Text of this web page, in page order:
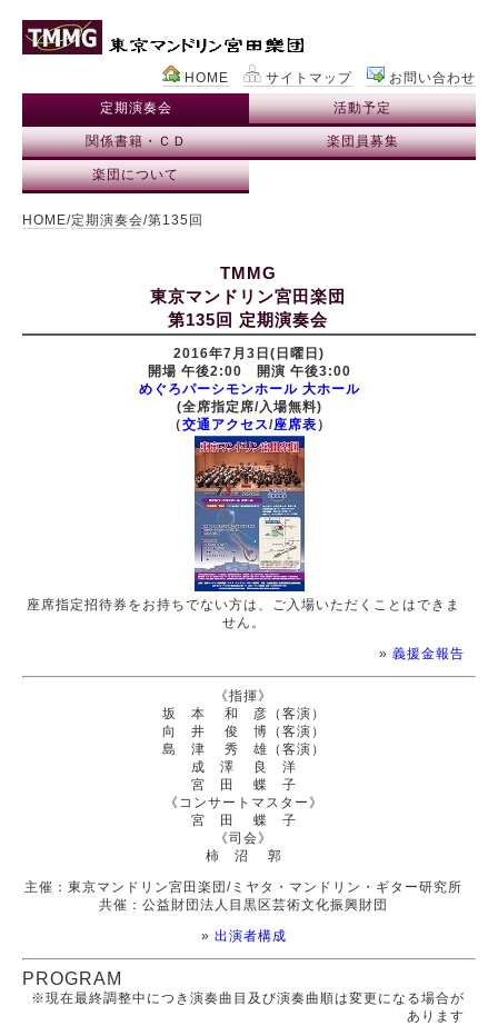
お問い合わせ
サイトマップ
HOME
定期演奏会
活動予定
関係書籍・ＣＤ 楽団員募集
楽団について
HOME/定期演奏会/第135回
TMMG
東京マンドリン宮田楽団
第135回 定期演奏会
2016年7月3日(日曜日)
開場 午後2:00 開演 午後3:00
めぐろパーシモンホール 大ホール
(全席指定席/入場無料)
（交通アクセス/座席表 ）
座席指定招待券をお持ちでない方は、ご入場いただくことはできま
せん。
» 義援金報告
《指揮》
坂 本 和 彦（客演）
向 井 俊 博（客演）
島 津 秀 雄（客演）
成 澤 良 洋
宮 田 蝶 子
《コンサートマスター》
宮 田 蝶 子
《司会》
柿 沼 郭
主催：東京マンドリン宮田楽団/ミヤタ・マンドリン・ギター研究所
共催：公益財団法人目黒区芸術文化振興財団
» 出演者構成
PROGRAM
※現在最終調整中につき演奏曲目及び演奏曲順は変更になる場合が
あります